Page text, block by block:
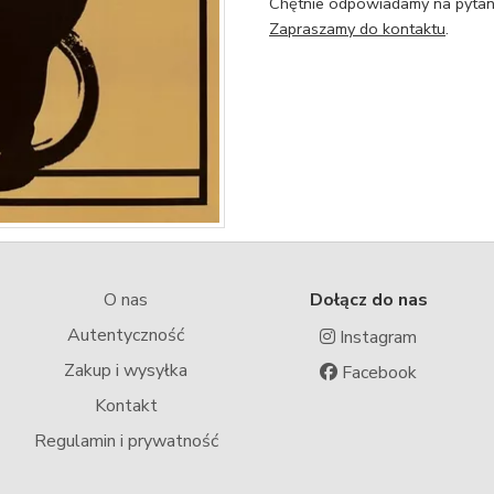
Zapraszamy do kontaktu.
O nas
Autentyczność
Zakup i wysyłka
Kontakt
Regulamin i prywatność
Dołącz do nas
Instagram
Facebook